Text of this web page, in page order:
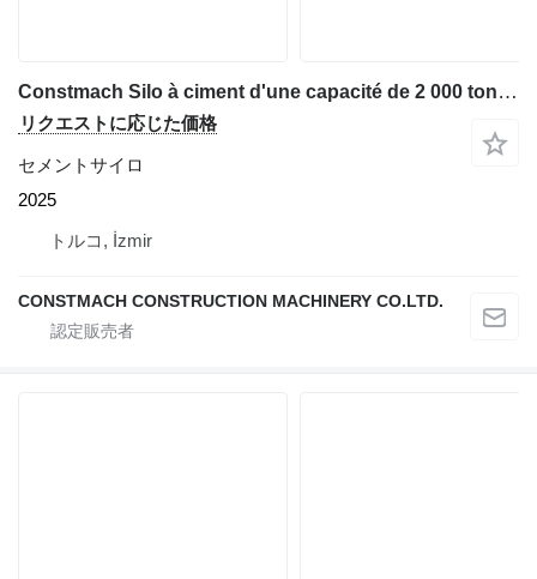
Constmach Silo à ciment d'une capacité de 2 000 tonnes
リクエストに応じた価格
セメントサイロ
2025
トルコ, İzmir
CONSTMACH CONSTRUCTION MACHINERY CO.LTD.